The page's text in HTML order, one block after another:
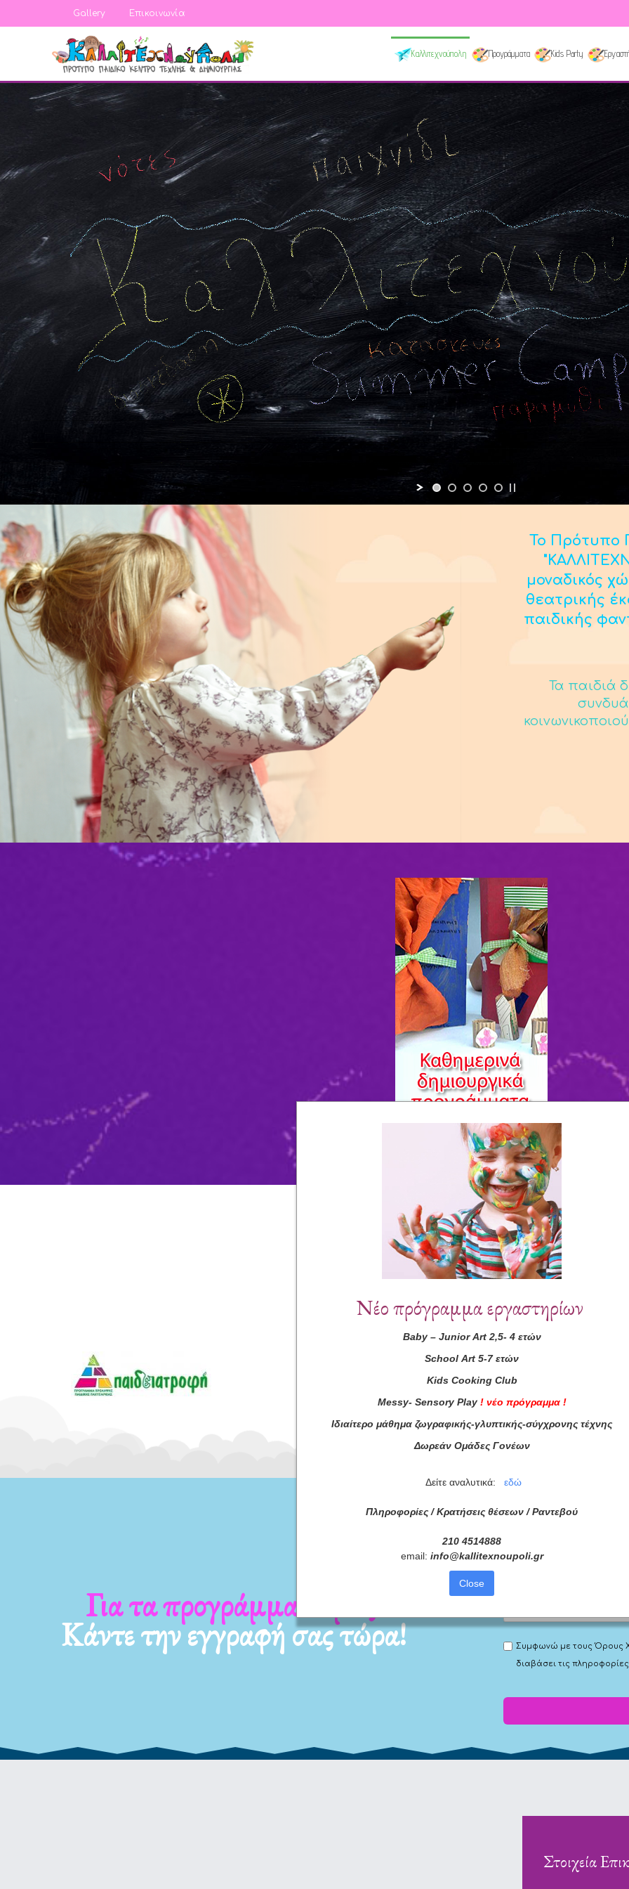
Gallery Επικοινωνία
Καλλιτεχνούπολη Προγράμματα Kids Party
Το Πρότυπο
μοναδικός
θεατρικής
παιδικής
Τα παιδιά
Συνεργάτες
Για τα νέα μας
Κάντε την εγγραφή σας τώρα! Συμφωνώ με τουςΌρους
διαβάσει τις
Στοιχεία
Νέο πρόγραμμα εργαστηρίων
Baby– Junior Art2,5- 4 ετών
School Art 5-7 ετών
Kids Cooking Club
Messy- Sensory Play ! νέο πρόγραμμα !
Ιδιαίτερο μάθημα ζωγραφικής-γλυπτικής-σύγχρονης τέχνης
Δωρεάν Ομάδες Γονέων
Δείτε αναλυτικά: εδώ
Πληροφορίες / Κρατήσεις θέσεων / Ραντεβού
210 4514888
email: info@kallitexnoupoli.gr
Close